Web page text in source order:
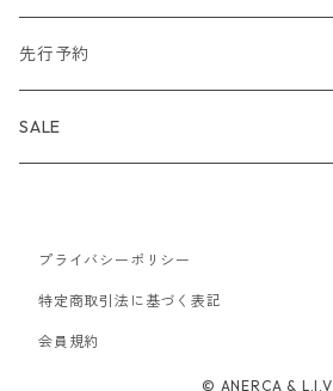
アウター
トップス
バッグ
NAISSANCE
アウター
ボトムス
bal
トップス
ボトムス
アウター
トップス
MAISON EUREKA
アウター
SON OF THE CHEESE
アウター
トップス
ワンピース
バッグ
先行予約
TODAYFUL 2020 SUMMER
Uhr 2025 Autumn / Winter
Uhr 2025 SPRING / SUMMER
SALE
20%
30%
プライバシーポリシー
特定商取引法に基づく表記
会員規約
© ANERCA & L.I.V